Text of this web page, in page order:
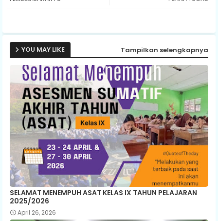
p
YOU MAY LIKE Tampilkan selengkapnya
SELAMAT MENEMPUH ASAT KELAS IX TAHUN PELAJARAN
2025/2026
April 26, 2026